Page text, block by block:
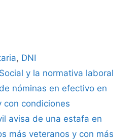
, DNI
y la normativa laboral
nóminas en efectivo en
con condiciones
avisa de una estafa en
más veteranos y con más